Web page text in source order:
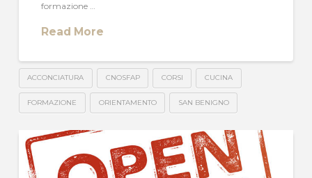
formazione …
Read More
ACCONCIATURA CNOSFAP CORSI CUCINA
FORMAZIONE ORIENTAMENTO SAN BENIGNO